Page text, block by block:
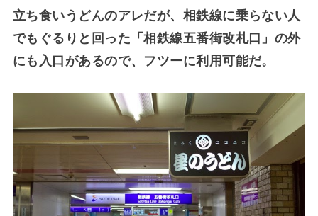
立ち食いうどんのアレだが、相鉄線に乗らない人
でもぐるりと回った「相鉄線五番街改札口」の外
にも入口があるので、フツーに利用可能だ。